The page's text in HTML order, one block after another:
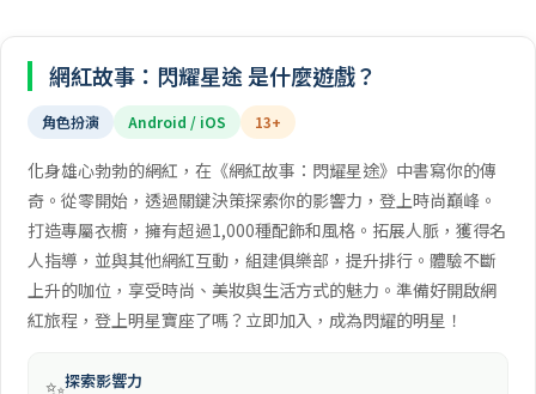
網紅故事：閃耀星途 是什麼遊戲？
角色扮演 Android / iOS 13+
化身雄心勃勃的網紅，在《網紅故事：閃耀星途》中書寫你的傳
奇。從零開始，透過關鍵決策探索你的影響力，登上時尚巔峰。
打造專屬衣櫥，擁有超過1,000種配飾和風格。拓展人脈，獲得名
人指導，並與其他網紅互動，組建俱樂部，提升排行。體驗不斷
上升的咖位，享受時尚、美妝與生活方式的魅力。準備好開啟網
紅旅程，登上明星寶座了嗎？立即加入，成為閃耀的明星！
探索影響力